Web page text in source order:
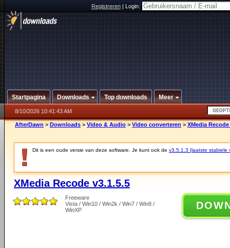
Registreren|Login:
Startpagina Downloads Top downloads Meer
8/10/2026 10:41:43 AM
AfterDawn > Downloads > Video & Audio > Video converteren > XMedia Recode
Dit is een oude versie van deze software. Je kunt ook de v3.5.1.3 (laatste stabiele
XMedia Recode v3.1.5.5
Freeware
Vista / Win10 / Win2k / Win7 / Win8 /
WinXP